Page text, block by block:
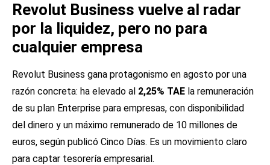
Revolut Business vuelve al radar
por la liquidez, pero no para
cualquier empresa
Revolut Business gana protagonismo en agosto por una
razón concreta: ha elevado al 2,25% TAE la remuneración
de su plan Enterprise para empresas, con disponibilidad
del dinero y un máximo remunerado de 10 millones de
euros, según publicó Cinco Días. Es un movimiento claro
para captar tesorería empresarial.